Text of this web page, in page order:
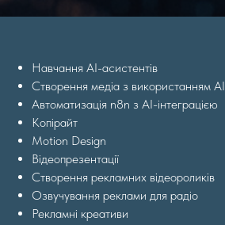
Навчання AI-асистентів
Створення медіа з використанням AI
Автоматизація n8n з AI-інтеграцією
Копірайт
Motion Design
Відеопрезентації
Створення рекламних відеороликів
Озвучування реклами для радіо
Рекламні креативи